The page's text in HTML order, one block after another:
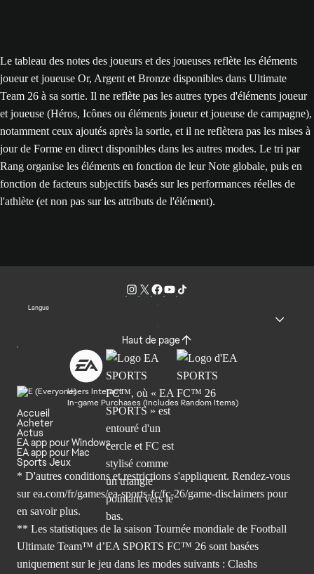
Le tableau des notes des joueurs et des joueuses reflète les éléments
joueur et joueuse Or, Argent et Bronze disponibles dans Ultimate
Team 26 à sa sortie. Il ne reflète pas les autres types d'éléments joueur
et joueuse (Héros, Icônes ou éléments joueur et joueuse de campagne),
notamment ceux ajoutés après la sortie, et il ne reflètera pas les mises à
jour de Forme en direct disponibles dans les autres modes. Le tri par
Rang organise les éléments en fonction de leur Note globale, puis en
fonction de facteurs subjectifs basés sur les performances réelles de
l'athlète (et non pas sur les attributs de l'élément).
Langue
Haut de page
Users Interact
In-game Purchases (Includes Random Items)
Accueil
Acheter
Actus
EA app pour Windows
EA app pour Mac
Sports Jeux
* D'autres conditions et restrictions s'appliquent. Rendez-vous
sur ea.com/fr/games/ea-sports-fc/fc-26/game-disclaimers pour
en savoir plus.
** Les statistiques de la saison Tournée mondiale de Football
Ultimate Team™ d’EA SPORTS FC™ 26 sont basées
uniquement sur le jeu dans les modes suivants : Clashs